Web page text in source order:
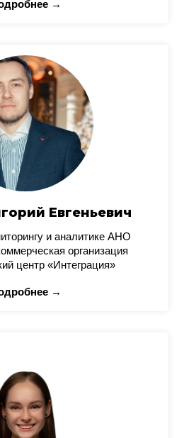
→
Евгеньевич
и аналитике АНО
организация
центр «Интеграция»
→